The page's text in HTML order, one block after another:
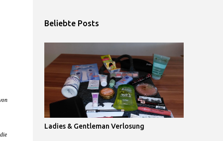
Beliebte Posts
Ladies & Gentleman Verlosung